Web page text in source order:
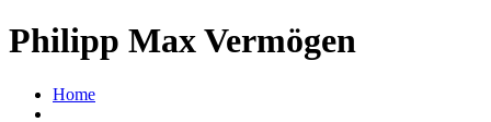
Philipp Max Vermögen
Home